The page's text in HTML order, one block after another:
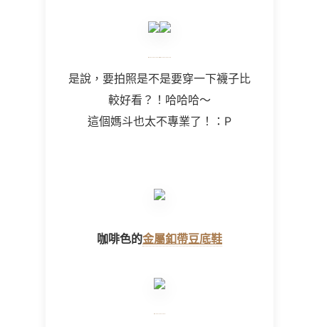
是說，要拍照是不是要穿一下襪子比
較好看？！哈哈哈～
這個媽斗也太不專業了！：P
咖啡色的金屬釦帶豆底鞋